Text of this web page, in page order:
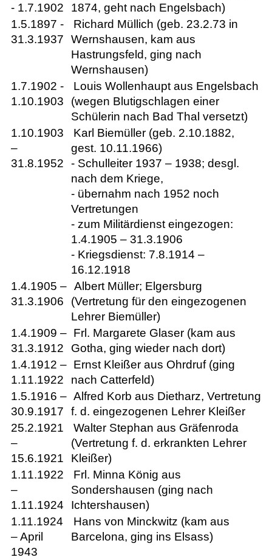
- 1.7.1902
1874, geht nach Engelsbach)
1.5.1897 -
31.3.1937
Richard Müllich (geb. 23.2.73 in
Wernshausen, kam aus
Hastrungsfeld, ging nach
Wernshausen)
1.7.1902 -
1.10.1903
Louis Wollenhaupt aus Engelsbach
(wegen Blutigschlagen einer
Schülerin nach Bad Thal versetzt)
1.10.1903
–
31.8.1952
Karl Biemüller (geb. 2.10.1882,
gest. 10.11.1966)
- Schulleiter 1937 – 1938; desgl.
nach dem Kriege,
- übernahm nach 1952 noch
Vertretungen
- zum Militärdienst eingezogen:
1.4.1905 – 31.3.1906
- Kriegsdienst: 7.8.1914 –
16.12.1918
1.4.1905 –
31.3.1906
Albert Müller; Elgersburg
(Vertretung für den eingezogenen
Lehrer Biemüller)
1.4.1909 –
31.3.1912
Frl. Margarete Glaser (kam aus
Gotha, ging wieder nach dort)
1.4.1912 –
1.11.1922
Ernst Kleißer aus Ohrdruf (ging
nach Catterfeld)
1.5.1916 –
30.9.1917
Alfred Korb aus Dietharz, Vertretung
f. d. eingezogenen Lehrer Kleißer
25.2.1921
–
15.6.1921
Walter Stephan aus Gräfenroda
(Vertretung f. d. erkrankten Lehrer
Kleißer)
1.11.1922
–
1.11.1924
Frl. Minna König aus
Sondershausen (ging nach
Ichtershausen)
1.11.1924
– April
1943
Hans von Minckwitz (kam aus
Barcelona, ging ins Elsass)